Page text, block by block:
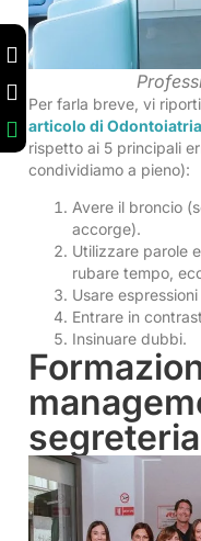
Per farla breve, vi
articolo di
rispetto ai 5 principali
condividiamo a pieno):
Avere il broncio
accorge).
Utilizzare parole
rubare tempo,
Usare
Entrare in
Insinuare dubbi.
segreteria